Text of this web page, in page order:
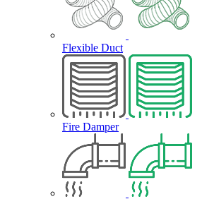
Flexible Duct
Fire Damper